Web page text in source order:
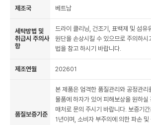
제조국 베트남
세탁방법 및
취급시 주의사
항
드라이 클리닝, 건조기, 표백제 및 섬유
원단을 손상시킬 수 있으므로 주의하시
법을 참고 하시기 바랍니다.
제조연월 202601
품질보증기준
본 제품은 엄격한 품질관리와 공정관리
물품에 하자가 있어 피해보상을 원하
매처로 문의 주시기 바랍니다. 보증기
1년이며, 소비자 부주의에 의한 파손